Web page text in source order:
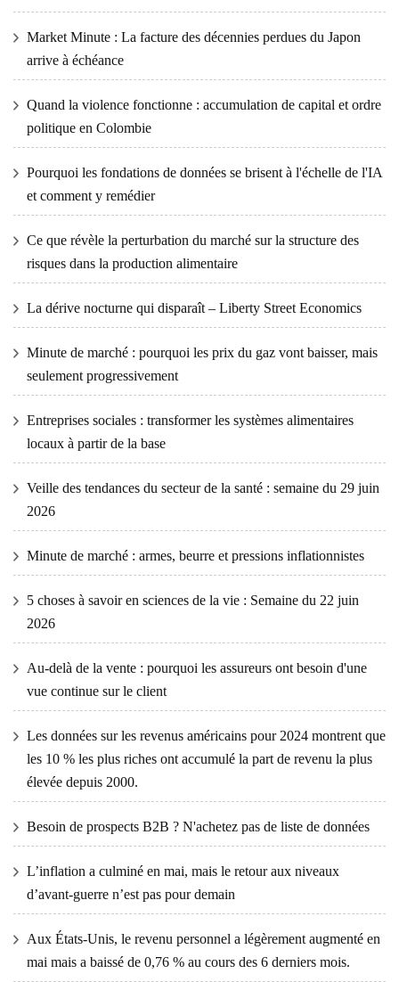
Market Minute : La facture des décennies perdues du Japon
arrive à échéance
Quand la violence fonctionne : accumulation de capital et ordre
politique en Colombie
Pourquoi les fondations de données se brisent à l'échelle de l'IA
et comment y remédier
Ce que révèle la perturbation du marché sur la structure des
risques dans la production alimentaire
La dérive nocturne qui disparaît – Liberty Street Economics
Minute de marché : pourquoi les prix du gaz vont baisser, mais
seulement progressivement
Entreprises sociales : transformer les systèmes alimentaires
locaux à partir de la base
Veille des tendances du secteur de la santé : semaine du 29 juin
2026
Minute de marché : armes, beurre et pressions inflationnistes
5 choses à savoir en sciences de la vie : Semaine du 22 juin
2026
Au-delà de la vente : pourquoi les assureurs ont besoin d'une
vue continue sur le client
Les données sur les revenus américains pour 2024 montrent que
les 10 % les plus riches ont accumulé la part de revenu la plus
élevée depuis 2000.
Besoin de prospects B2B ? N'achetez pas de liste de données
L’inflation a culminé en mai, mais le retour aux niveaux
d’avant-guerre n’est pas pour demain
Aux États-Unis, le revenu personnel a légèrement augmenté en
mai mais a baissé de 0,76 % au cours des 6 derniers mois.